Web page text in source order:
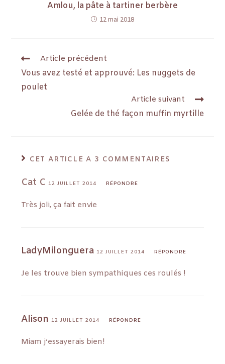
Amlou, la pâte à tartiner berbère
12 mai 2018
Article précédent
Vous avez testé et approuvé: Les nuggets de
poulet
Article suivant
Gelée de thé façon muffin myrtille
CET ARTICLE A 3 COMMENTAIRES
Cat C12 JUILLET 2014 RÉPONDRE
Très joli, ça fait envie
LadyMilonguera 12 JUILLET 2014 RÉPONDRE
Je les trouve bien sympathiques ces roulés !
Alison 12 JUILLET 2014 RÉPONDRE
Miam j’essayerais bien!